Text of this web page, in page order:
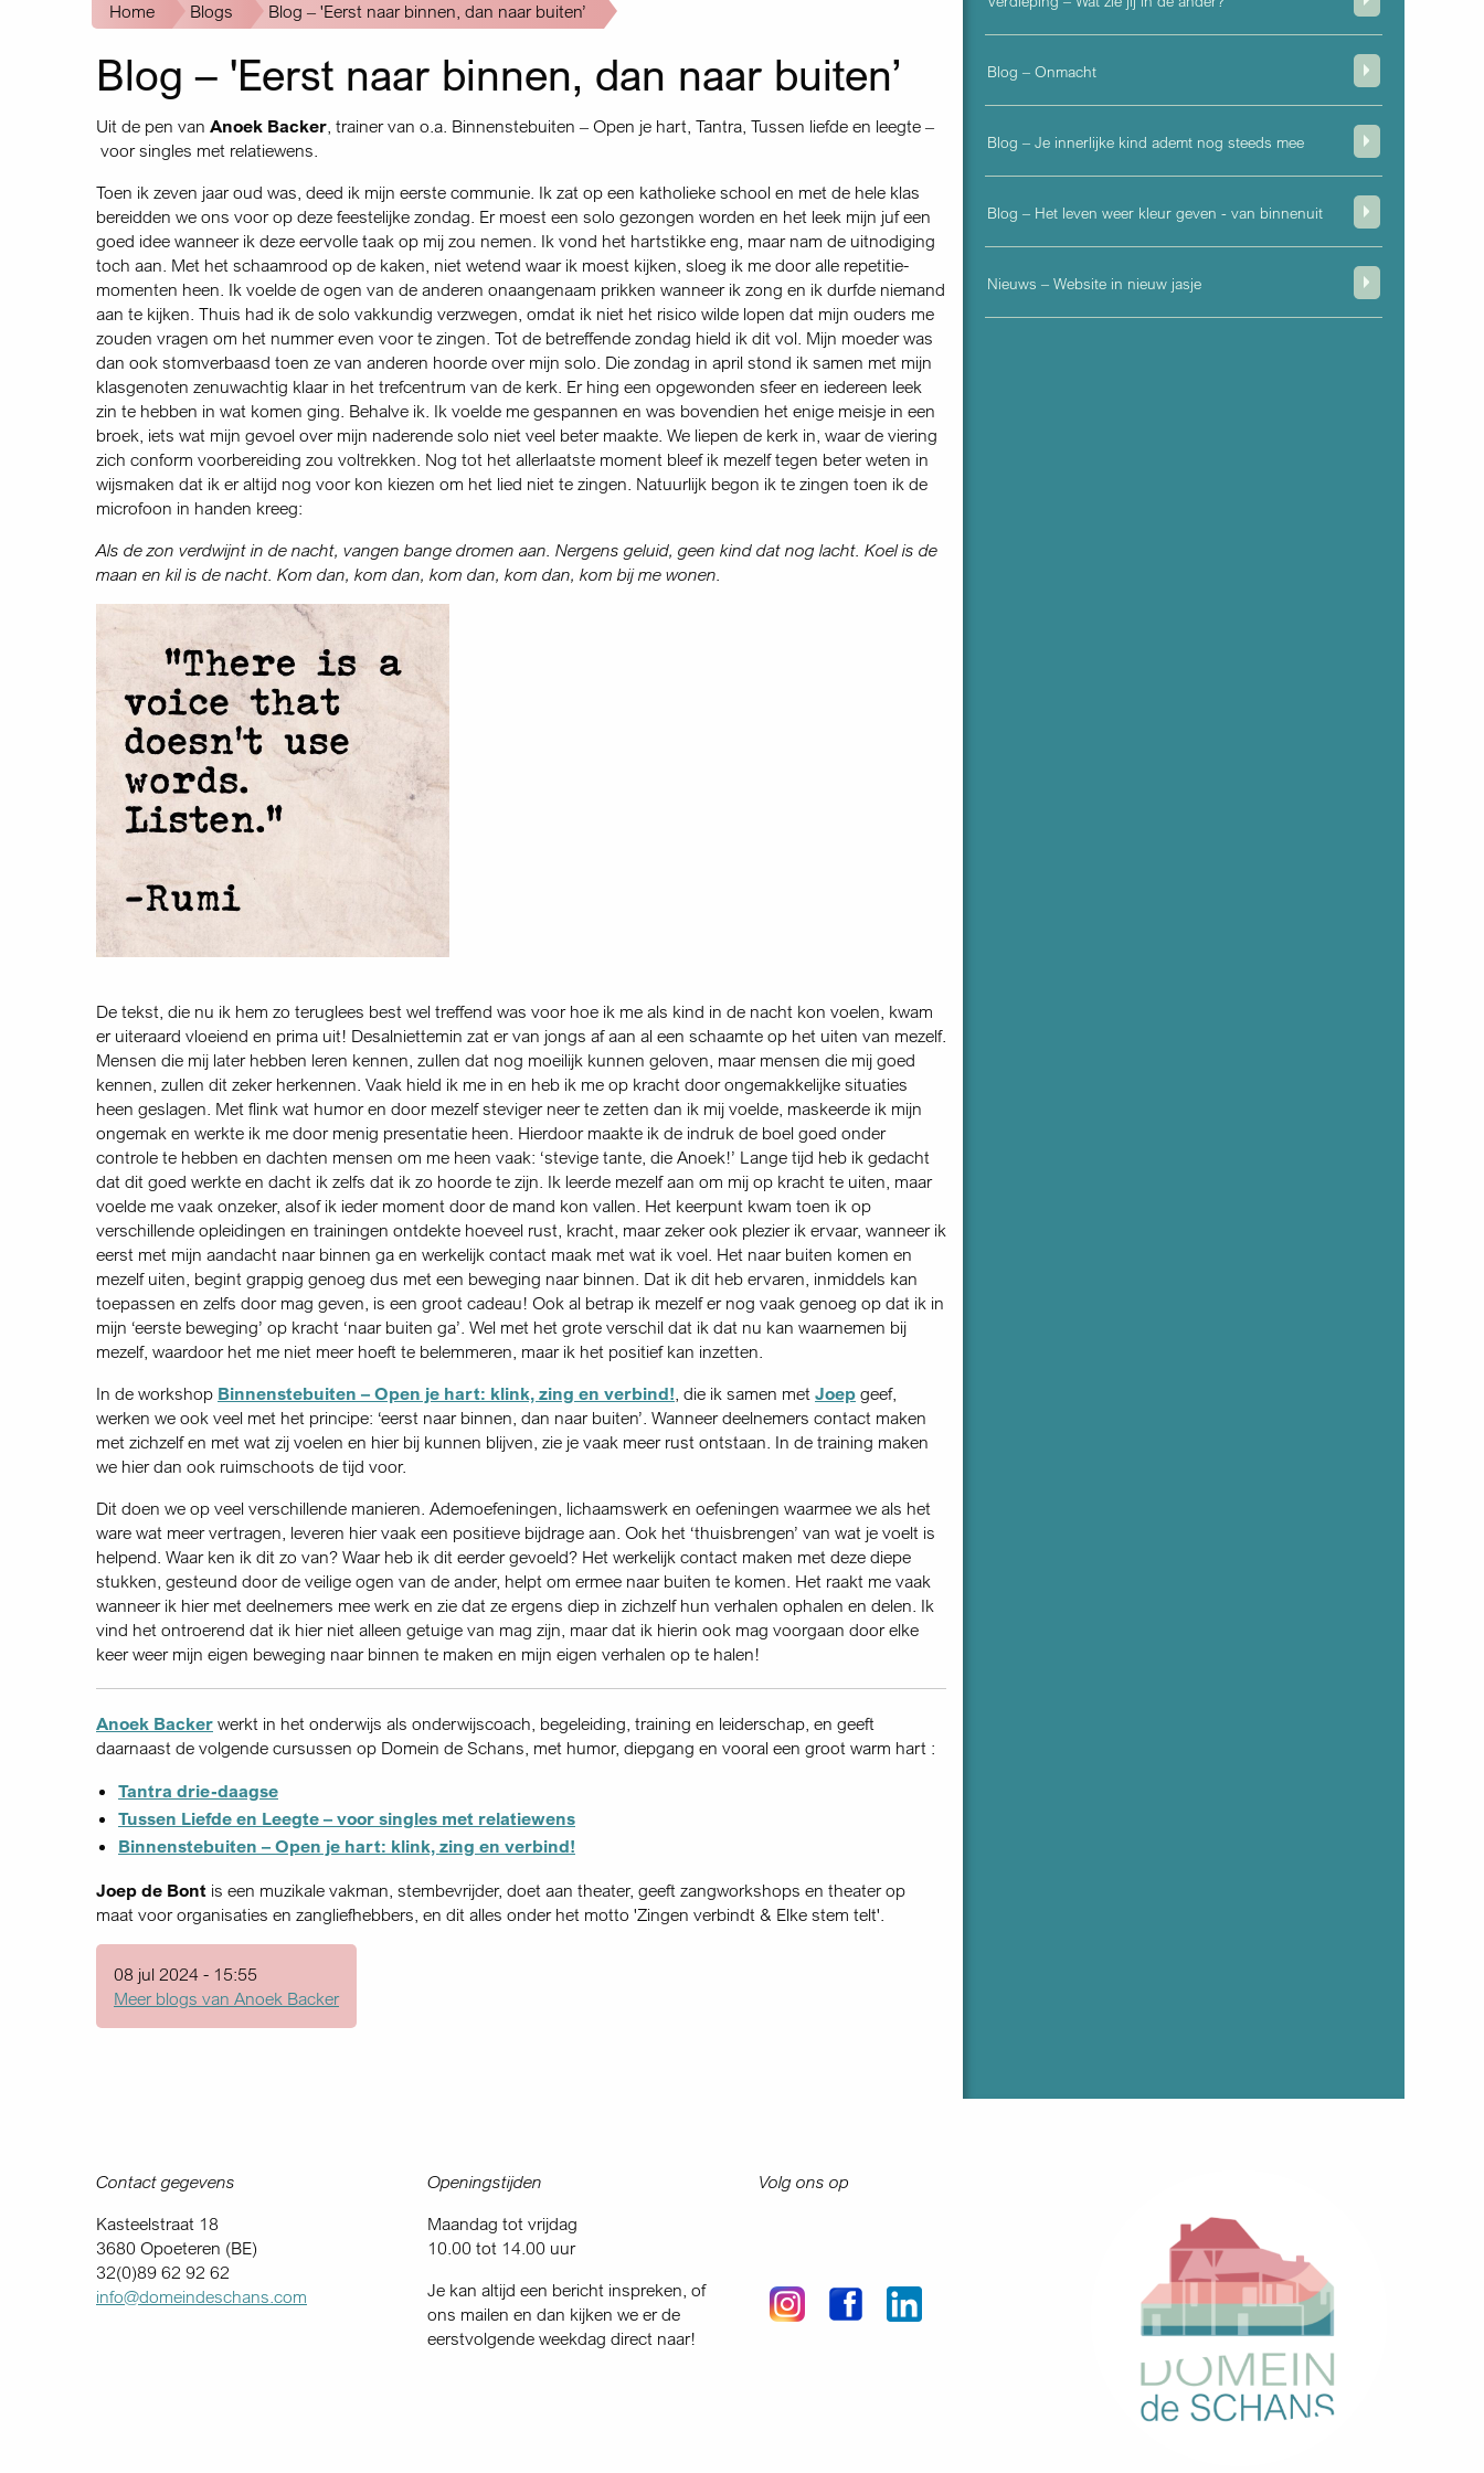
Kruimelpad
Home Blogs Blog – 'Eerst naar binnen, dan naar buiten’
Blog – 'Eerst naar binnen, dan naar buiten’
Uit de pen van Anoek Backer, trainer van o.a. Binnenstebuiten – Open je hart, Tantra, Tussen liefde en leegte –
voor singles met relatiewens.
Toen ik zeven jaar oud was, deed ik mijn eerste communie. Ik zat op een katholieke school en met de hele klas
bereidden we ons voor op deze feestelijke zondag. Er moest een solo gezongen worden en het leek mijn juf een
goed idee wanneer ik deze eervolle taak op mij zou nemen. Ik vond het hartstikke eng, maar nam de uitnodiging
toch aan. Met het schaamrood op de kaken, niet wetend waar ik moest kijken, sloeg ik me door alle repetitie­
momenten heen. Ik voelde de ogen van de anderen onaangenaam prikken wanneer ik zong en ik durfde niemand
aan te kijken. Thuis had ik de solo vakkundig verzwegen, omdat ik niet het risico wilde lopen dat mijn ouders me
zouden vragen om het nummer even voor te zingen. Tot de betreffende zondag hield ik dit vol. Mijn moeder was
dan ook stomverbaasd toen ze van anderen hoorde over mijn solo. Die zondag in april stond ik samen met mijn
klasgenoten zenuwachtig klaar in het trefcentrum van de kerk. Er hing een opgewonden sfeer en iedereen leek
zin te hebben in wat komen ging. Behalve ik. Ik voelde me gespannen en was bovendien het enige meisje in een
broek, iets wat mijn gevoel over mijn naderende solo niet veel beter maakte. We liepen de kerk in, waar de viering
zich conform voorbereiding zou voltrekken. Nog tot het allerlaatste moment bleef ik mezelf tegen beter weten in
wijsmaken dat ik er altijd nog voor kon kiezen om het lied niet te zingen. Natuurlijk begon ik te zingen toen ik de
microfoon in handen kreeg:
Als de zon verdwijnt in de nacht, vangen bange dromen aan. Nergens geluid, geen kind dat nog lacht. Koel is de
maan en kil is de nacht. Kom dan, kom dan, kom dan, kom dan, kom bij me wonen.
De tekst, die nu ik hem zo teruglees best wel treffend was voor hoe ik me als kind in de nacht kon voelen, kwam
er uiteraard vloeiend en prima uit! Desalniettemin zat er van jongs af aan al een schaamte op het uiten van mezelf.
Mensen die mij later hebben leren kennen, zullen dat nog moeilijk kunnen geloven, maar mensen die mij goed
kennen, zullen dit zeker herkennen. Vaak hield ik me in en heb ik me op kracht door ongemakkelijke situaties
heen geslagen. Met flink wat humor en door mezelf steviger neer te zetten dan ik mij voelde, maskeerde ik mijn
ongemak en werkte ik me door menig presentatie heen. Hierdoor maakte ik de indruk de boel goed onder
controle te hebben en dachten mensen om me heen vaak: ‘stevige tante, die Anoek!’ Lange tijd heb ik gedacht
dat dit goed werkte en dacht ik zelfs dat ik zo hoorde te zijn. Ik leerde mezelf aan om mij op kracht te uiten, maar
voelde me vaak onzeker, alsof ik ieder moment door de mand kon vallen. Het keer­punt kwam toen ik op
verschillende opleidingen en trainingen ontdekte hoeveel rust, kracht, maar zeker ook plezier ik ervaar, wanneer ik
eerst met mijn aandacht naar binnen ga en werkelijk contact maak met wat ik voel. Het naar buiten komen en
mezelf uiten, begint grappig genoeg dus met een beweging naar binnen. Dat ik dit heb ervaren, inmiddels kan
toepassen en zelfs door mag geven, is een groot cadeau! Ook al betrap ik mezelf er nog vaak genoeg op dat ik in
mijn ‘eerste beweging’ op kracht ‘naar buiten ga’. Wel met het grote verschil dat ik dat nu kan waarnemen bij
mezelf, waardoor het me niet meer hoeft te belemmeren, maar ik het positief kan inzetten.
In de workshop Binnenstebuiten – Open je hart: klink, zing en verbind!, die ik samen met Joep geef,
werken we ook veel met het principe: ‘eerst naar binnen, dan naar buiten’. Wanneer deelnemers contact maken
met zichzelf en met wat zij voelen en hier bij kunnen blijven, zie je vaak meer rust ontstaan. In de training maken
we hier dan ook ruimschoots de tijd voor.
Dit doen we op veel verschillende manieren. Ademoefeningen, lichaamswerk en oefeningen waarmee we als het
ware wat meer vertragen, leveren hier vaak een positieve bijdrage aan. Ook het ‘thuisbrengen’ van wat je voelt is
helpend. Waar ken ik dit zo van? Waar heb ik dit eerder gevoeld? Het werkelijk contact maken met deze diepe
stukken, gesteund door de veilige ogen van de ander, helpt om ermee naar buiten te komen. Het raakt me vaak
wanneer ik hier met deelnemers mee werk en zie dat ze ergens diep in zichzelf hun verhalen ophalen en delen. Ik
vind het ontroerend dat ik hier niet alleen getuige van mag zijn, maar dat ik hierin ook mag voorgaan door elke
keer weer mijn eigen beweging naar binnen te maken en mijn eigen verhalen op te halen!
Anoek Backer werkt in het onderwijs als onderwijscoach, begeleiding, training en leiderschap, en geeft
daarnaast de volgende cursussen op Domein de Schans, met humor, diepgang en vooral een groot warm hart :
Tantra drie-daagse
Tussen Liefde en Leegte – voor singles met relatiewens
Binnenstebuiten – Open je hart: klink, zing en verbind!
Joep de Bont is een muzikale vakman, stembevrijder, doet aan theater, geeft zangworkshops en theater op
maat voor organisaties en zangliefhebbers, en dit alles onder het motto 'Zingen verbindt & Elke stem telt'.
08 jul 2024 - 15:55
Meer blogs van Anoek Backer
Blog – Onmacht
Blog – Je innerlijke kind ademt nog steeds mee
Blog – Het leven weer kleur geven - van binnenuit
Nieuws – Website in nieuw jasje
Contact gegevens
Kasteelstraat 18
3680 Opoeteren (BE)
32(0)89 62 92 62
info@domeindeschans.com
Openingstijden
Maandag tot vrijdag
10.00 tot 14.00 uur
Je kan altijd een bericht inspreken, of
ons mailen en dan kijken we er de
eerstvolgende weekdag direct naar!
Volg ons op